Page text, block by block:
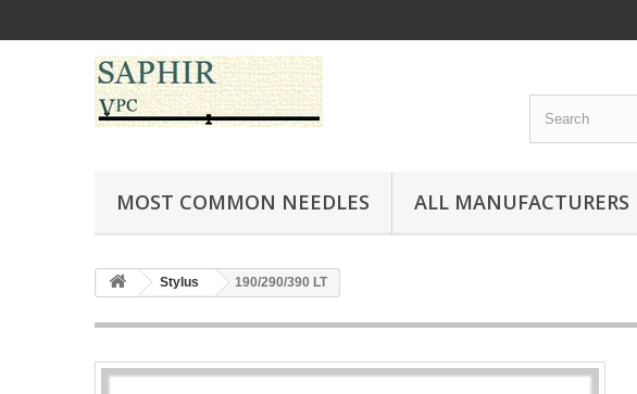
MOST COMMON NEEDLES ALL MANUFACTURERS
Stylus 190/290/390 LT